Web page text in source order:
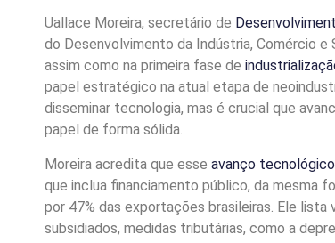
Uallace Moreira, secretário de
do Desenvolvimento da Indústria, Comércio
assim como na primeira fase de
papel estratégico na atual etapa de
disseminar tecnologia, mas é crucial que
papel de forma sólida.
Moreira acredita que esse avanço tecnológico
que inclua financiamento público, da mesma
por 47% das exportações brasileiras. Ele
subsidiados, medidas tributárias, como a